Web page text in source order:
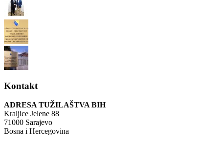
Kontakt
ADRESA TUŽILAŠTVA BIH
Kraljice Jelene 88
71000 Sarajevo
Bosna i Hercegovina